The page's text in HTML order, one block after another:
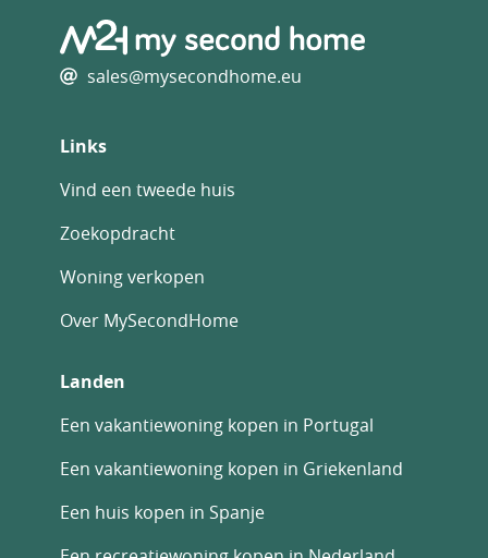
sales@mysecondhome.eu
Links
Vind een tweede huis
Zoekopdracht
Woning verkopen
Over MySecondHome
Landen
Een vakantiewoning kopen in Portugal
Een vakantiewoning kopen in Griekenland
Een huis kopen in Spanje